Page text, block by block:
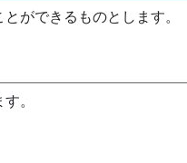
ができるものとします。
。